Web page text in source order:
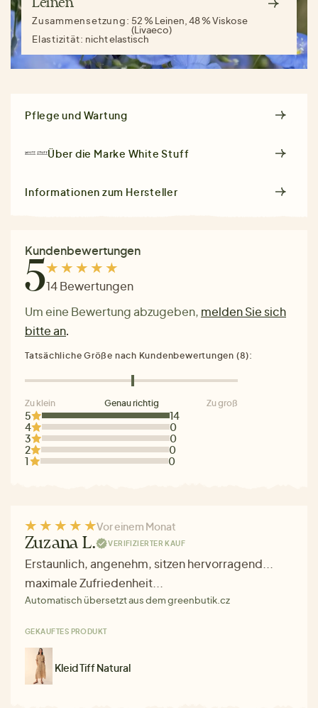
Leinen
Zusammensetzung: 52 % Leinen, 48 % Viskose
(Livaeco)
Elastizität: nicht elastisch
Pflege und Wartung
Über die Marke White Stuff
Informationen zum Hersteller
Kundenbewertungen
514 Bewertungen
Um eine Bewertung abzugeben, melden Sie sich
bitte an.
5
14
4
0
3
0
2
0
1
0
Tatsächliche Größe nach Kundenbewertungen (8):
Zu klein Genau richtig Zu groß
Vor einem Monat
Zuzana L. VERIFIZIERTER KAUF
Erstaunlich, angenehm, sitzen hervorragend...
maximale Zufriedenheit...
Automatisch übersetzt aus dem greenbutik.cz
GEKAUFTES PRODUKT
Kleid Tiff Natural